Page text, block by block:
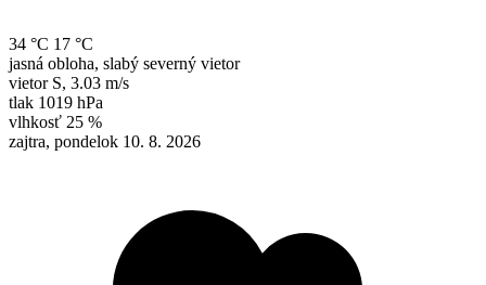
34 °C 17 °C
jasná obloha, slabý severný vietor
vietor S, 3.03 m/s
tlak 1019 hPa
vlhkosť 25 %
zajtra, pondelok 10. 8. 2026